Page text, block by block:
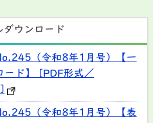
ダウンロード
（令和8年1月号）【一
ード】 [PDF形式／
（令和8年1月号）【表